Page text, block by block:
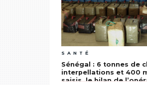
SANTÉ
Sénégal : 6 tonnes de
interpellations et 400
saisis, le bilan de